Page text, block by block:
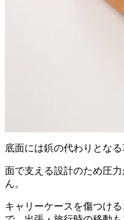
底面には鋲の代わりとな
面で支える設計のため圧
ん。
キャリーケースを傷つけ